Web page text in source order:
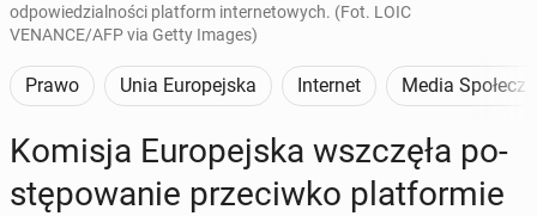
odpowiedzialności platform internetowych. (Fot. LOIC
VENANCE/AFP via Getty Images)
Prawo Unia Europejska Internet Media
Komisja Eu­ro­pej­ska wsz­czę­ła po­
stę­po­wa­nie prze­ciw­ko plat­for­mie